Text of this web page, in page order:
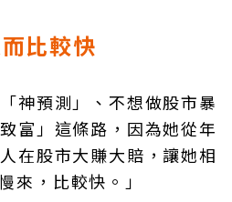
比較快
神預測」、不想做股市暴
富」這條路，因為她從年
在股市大賺大賠，讓她相
，比較快。」